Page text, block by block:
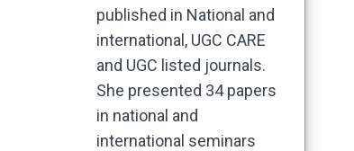
published in National and
international, UGC CARE
and UGC listed journals.
She presented 34 papers
in national and
international seminars